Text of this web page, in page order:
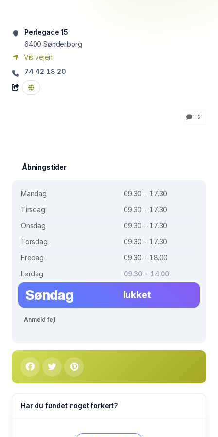
Perlegade 15
6400 Sønderborg
Vis vejen
74 42 18 20
2
Åbningstider
Mandag
09.30 - 17.30
Tirsdag
09.30 - 17.30
Onsdag
09.30 - 17.30
Torsdag
09.30 - 17.30
Fredag
09.30 - 18.00
Lørdag
09.30 - 14.00
Søndag lukket
Anmeld fejl
Har du fundet noget forkert?